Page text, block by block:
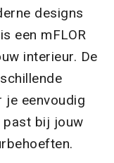
designs
een mFLOR
interieur. De
je eenvoudig
past bij jouw